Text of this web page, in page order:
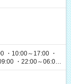
・10:00～17:00 ・
・22:00～06:00